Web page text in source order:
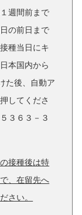
週間前まで
の前日まで
種当日にキ
本国内から
た後、自動ア
してくださ
３６３－３
接種後は特
、在留先へ
さい。